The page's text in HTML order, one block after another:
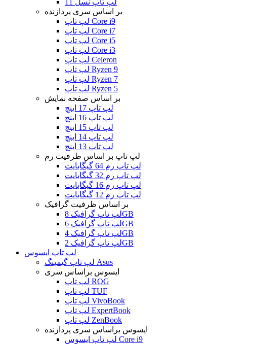
لپ تاپ نسل 11
بر اساس سری پردازنده
لپ تاپ Core i9
لپ تاپ Core i7
لپ تاپ Core i5
لپ تاپ Core i3
لپ تاپ Celeron
لپ تاپ Ryzen 9
لپ تاپ Ryzen 7
لپ تاپ Ryzen 5
بر اساس صفحه نمایش
لپ تاپ 17 اینچ
لپ تاپ 16 اینچ
لپ تاپ 15 اینچ
لپ تاپ 14 اینچ
لپ تاپ 13 اینچ
لپ تاپ بر اساس ظرفیت رم
لپ تاپ رم 64 گیگابایت
لپ تاپ رم 32 گیگابایت
لپ تاپ رم 16 گیگابایت
لپ تاپ رم 12 گیگابایت
بر اساس ظرفیت گرافیک
لپ تاپ گرافیک 8GB
لپ تاپ گرافیک 6GB
لپ تاپ گرافیک 4GB
لپ تاپ گرافیک 2GB
لپ تاپ ایسوس
لپ تاپ گیمینگ Asus
ایسوس براساس سری
لپ تاپ ROG
لپ تاپ TUF
لپ تاپ VivoBook
لپ تاپ ExpertBook
لپ تاپ ZenBook
ایسوس براساس سری پردازنده
لپ تاپ ایسوس Core i9